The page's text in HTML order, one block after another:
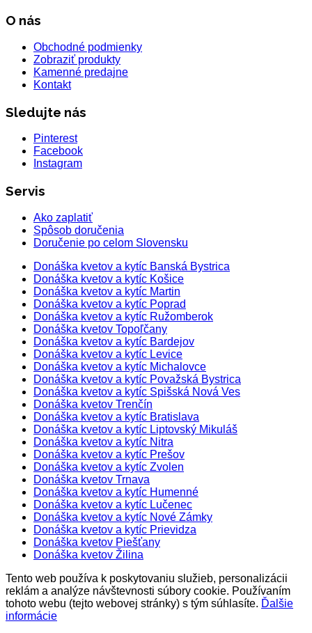
O nás
Obchodné podmienky
Zobraziť produkty
Kamenné predajne
Kontakt
Sledujte nás
Pinterest
Facebook
Instagram
Servis
Ako zaplatiť
Spôsob doručenia
Doručenie po celom Slovensku
Donáška kvetov a kytíc Banská Bystrica
Donáška kvetov a kytíc Košice
Donáška kvetov a kytíc Martin
Donáška kvetov a kytíc Poprad
Donáška kvetov a kytíc Ružomberok
Donáška kvetov Topoľčany
Donáška kvetov a kytíc Bardejov
Donáška kvetov a kytíc Levice
Donáška kvetov a kytíc Michalovce
Donáška kvetov a kytíc Považská Bystrica
Donáška kvetov a kytíc Spišská Nová Ves
Donáška kvetov Trenčín
Donáška kvetov a kytíc Bratislava
Donáška kvetov a kytíc Liptovský Mikuláš
Donáška kvetov a kytíc Nitra
Donáška kvetov a kytíc Prešov
Donáška kvetov a kytíc Zvolen
Donáška kvetov Trnava
Donáška kvetov a kytíc Humenné
Donáška kvetov a kytíc Lučenec
Donáška kvetov a kytíc Nové Zámky
Donáška kvetov a kytíc Prievidza
Donáška kvetov Piešťany
Donáška kvetov Žilina
Tento web používa k poskytovaniu služieb, personalizácii
reklám a analýze návštevnosti súbory cookie. Používaním
tohoto webu (tejto webovej stránky) s tým súhlasíte. Ďalšie
informácie